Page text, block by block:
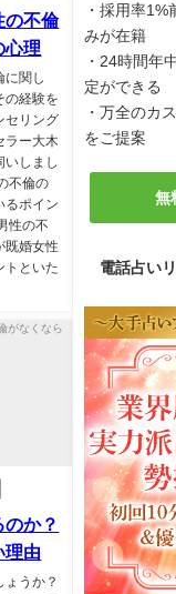
の不倫
心理
に関し
の経験を
セリング
ラー大木
いしまし
不倫の
るポイン
性の不
既婚女性
トといた
のか？
理由
ょうか？
・採用率
みが在籍
・24時間年
定ができる
・万全のカ
をご提案
無
電話占い